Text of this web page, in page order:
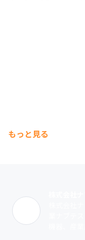
もっと見る